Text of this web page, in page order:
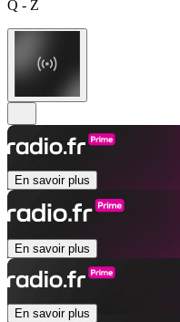
Q - Z
En savoir plus
En savoir plus
En savoir plus